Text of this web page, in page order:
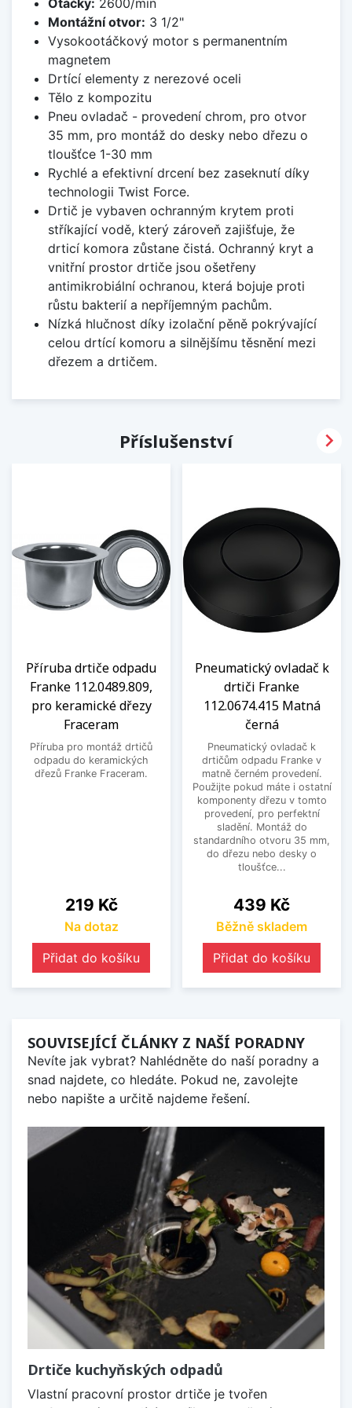
Otáčky: 2600/min
Montážní otvor: 3 1/2"
Vysokootáčkový motor s permanentním
magnetem
Drtící elementy z nerezové oceli
Tělo z kompozitu
Pneu ovladač - provedení chrom, pro otvor
35 mm, pro montáž do desky nebo dřezu o
tloušťce 1-30 mm
Rychlé a efektivní drcení bez zaseknutí díky
technologii Twist Force.
Drtič je vybaven ochranným krytem proti
stříkající vodě, který zároveň zajišťuje, že
drticí komora zůstane čistá. Ochranný kryt a
vnitřní prostor drtiče jsou ošetřeny
antimikrobiální ochranou, která bojuje proti
růstu bakterií a nepříjemným pachům.
Nízká hlučnost díky izolační pěně pokrývající
celou drtící komoru a silnějšímu těsnění mezi
dřezem a drtičem.
Příslušenství
Příruba drtiče odpadu
Franke 112.0489.809,
pro keramické dřezy
Fraceram
Příruba pro montáž drtičů
odpadu do keramických
dřezů Franke Fraceram.
Cena
219 Kč
Na dotaz
Přidat do košíku
Pneumatický ovladač k
drtiči Franke
112.0674.415 Matná
černá
Pneumatický ovladač k
drtičům odpadu Franke v
matně černém provedení.
Použijte pokud máte i ostatní
komponenty dřezu v tomto
provedení, pro perfektní
sladění. Montáž do
standardního otvoru 35 mm,
do dřezu nebo desky o
tloušťce...
Cena
439 Kč
Běžně skladem
Přidat do košíku

SOUVISEJÍCÍ ČLÁNKY Z NAŠÍ PORADNY
Nevíte jak vybrat? Nahlédněte do naší poradny a
snad najdete, co hledáte. Pokud ne, zavolejte
nebo napište a určitě najdeme řešení.
Drtiče kuchyňských odpadů
Vlastní pracovní prostor drtiče je tvořen